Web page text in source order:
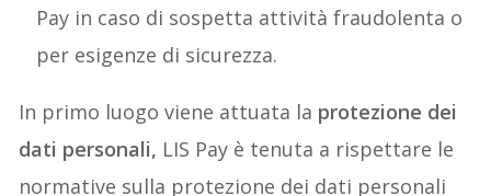
Pay in caso di sospetta attività fraudolenta o
per esigenze di sicurezza.
In primo luogo viene attuata la protezione dei
dati personali, LIS Pay è tenuta a rispettare le
normative sulla protezione dei dati personali